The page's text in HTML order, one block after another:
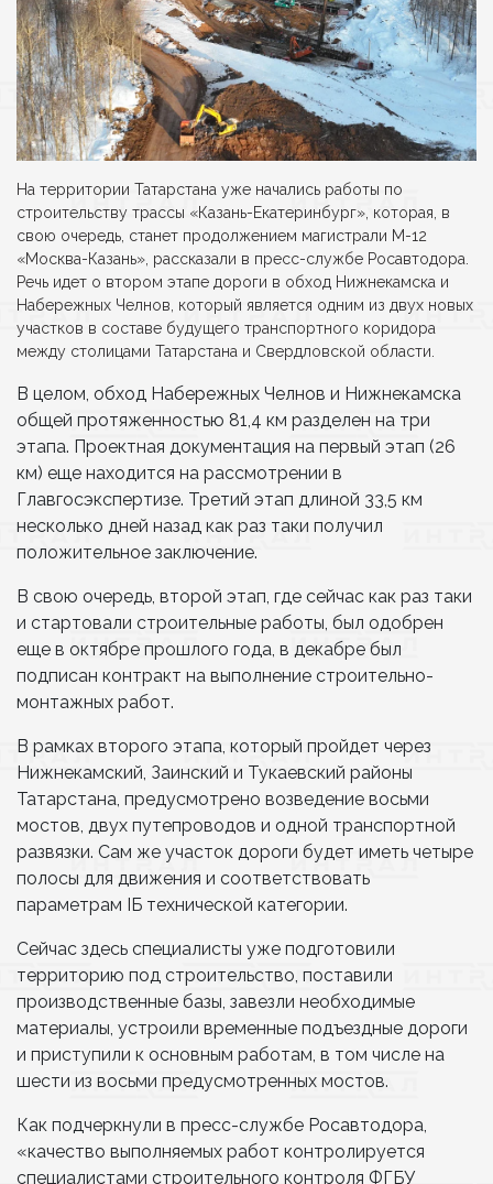
На территории Татарстана уже начались работы по
строительству трассы «Казань-Екатеринбург», которая, в
свою очередь, станет продолжением магистрали М-12
«Москва-Казань», рассказали в пресс-службе Росавтодора.
Речь идет о втором этапе дороги в обход Нижнекамска и
Набережных Челнов, который является одним из двух новых
участков в составе будущего транспортного коридора
между столицами Татарстана и Свердловской области.
В целом, обход Набережных Челнов и Нижнекамска
общей протяженностью 81,4 км разделен на три
этапа. Проектная документация на первый этап (26
км) еще находится на рассмотрении в
Главгосэкспертизе. Третий этап длиной 33,5 км
несколько дней назад как раз таки получил
положительное заключение.
В свою очередь, второй этап, где сейчас как раз таки
и стартовали строительные работы, был одобрен
еще в октябре прошлого года, в декабре был
подписан контракт на выполнение строительно-
монтажных работ.
В рамках второго этапа, который пройдет через
Нижнекамский, Заинский и Тукаевский районы
Татарстана, предусмотрено возведение восьми
мостов, двух путепроводов и одной транспортной
развязки. Сам же участок дороги будет иметь четыре
полосы для движения и соответствовать
параметрам IБ технической категории.
Сейчас здесь специалисты уже подготовили
территорию под строительство, поставили
производственные базы, завезли необходимые
материалы, устроили временные подъездные дороги
и приступили к основным работам, в том числе на
шести из восьми предусмотренных мостов.
Как подчеркнули в пресс-службе Росавтодора,
«качество выполняемых работ контролируется
специалистами строительного контроля ФГБУ